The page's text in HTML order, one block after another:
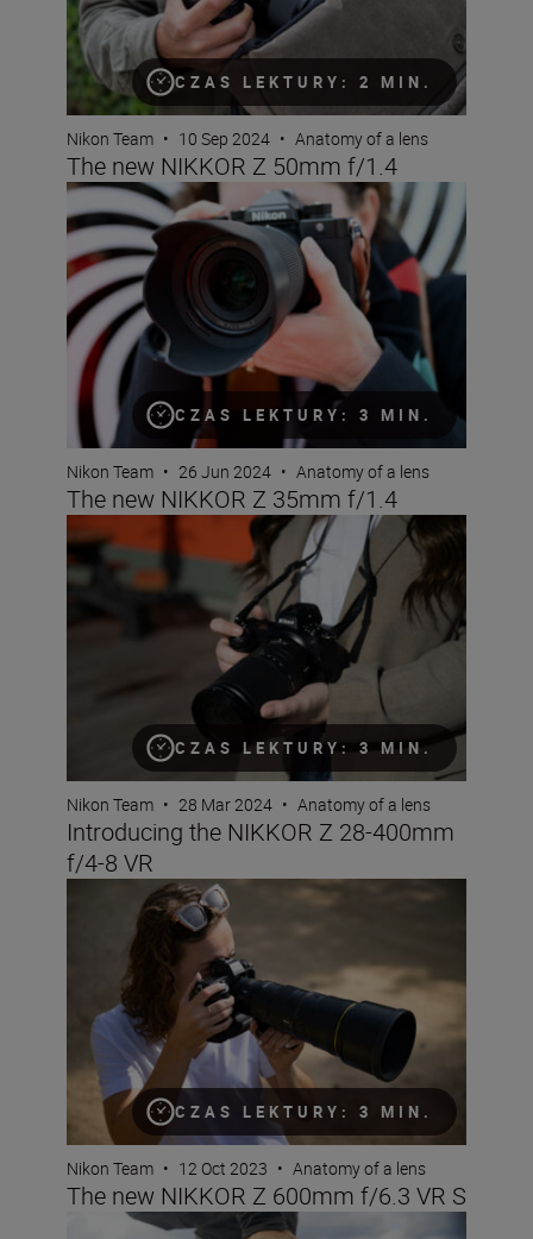
CZAS LEKTURY: 2 MIN.
Nikon Team • 10 Sep 2024 • Anatomy of a lens
The new NIKKOR Z 50mm f/1.4
CZAS LEKTURY: 3 MIN.
The new NIKKOR Z 35mm f/1.4
Nikon Team • 26 Jun 2024 • Anatomy of a lens
The new NIKKOR Z 35mm f/1.4
CZAS LEKTURY: 3 MIN.
Introducing the NIKKOR Z 28-400mm f/4-8 VR
Nikon Team • 28 Mar 2024 • Anatomy of a lens
Introducing the NIKKOR Z 28-400mm
f/4-8 VR
CZAS LEKTURY: 3 MIN.
The new NIKKOR Z 600mm f/6.3 VR S
Nikon Team • 12 Oct 2023 • Anatomy of a lens
The new NIKKOR Z 600mm f/6.3 VR S
The new NIKKOR Z 135mm f/1.8 S Plena